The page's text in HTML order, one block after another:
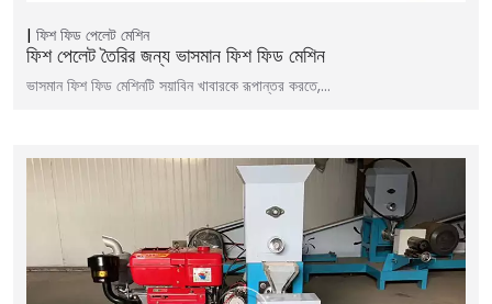
ফিশ ফিড পেলেট মেশিন
ফিশ পেলেট তৈরির জন্য ভাসমান ফিশ ফিড মেশিন
ভাসমান ফিশ ফিড মেশিনটি সয়াবিন খাবারকে রূপান্তর করতে,…